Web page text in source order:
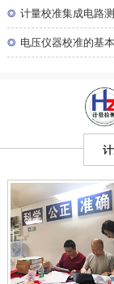
◎ 计量校准集成电路
◎ 电压仪器校准的基